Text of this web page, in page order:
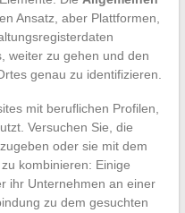
Ansatz, aber Plattformen,
weiter zu gehen und den
genau zu identifizieren.
mit beruflichen Profilen,
Versuchen Sie, die
oder sie mit dem
kombinieren: Einige
ihr Unternehmen an einer
zu dem gesuchten